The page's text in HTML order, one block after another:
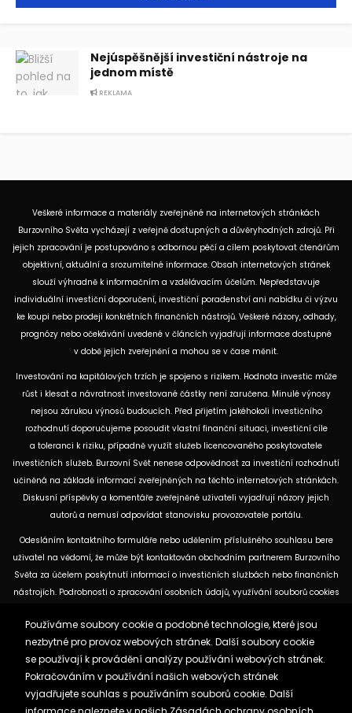
Nejúspěšnější investiční nástroje na
jednom místě
REKLAMA
Veškeré informace a materiály zveřejněné na internetových stránkách
Burzovního Světa vycházejí z veřejně dostupných a důvěryhodných zdrojů. Při
jejich zpracování je postupováno s odbornou péčí a cílem poskytovat čtenářům
objektivní, aktuální a srozumitelné informace. Obsah internetových stránek
slouží výhradně k informačním a vzdělávacím účelům. Nepředstavuje
individuální investiční doporučení, investiční poradenství ani nabídku či výzvu
ke koupi nebo prodeji konkrétních finančních nástrojů. Veškeré názory, odhady,
prognózy nebo očekávání uvedené v článcích vyjadřují informace dostupné
v době jejich zveřejnění a mohou se v čase měnit.
Investování na kapitálových trzích je spojeno s rizikem. Hodnota investic může
růst i klesat a návratnost investované částky není zaručena. Minulé výnosy
nejsou zárukou výnosů budoucích. Před přijetím jakéhokoli investičního
rozhodnutí doporučujeme posoudit vlastní finanční situaci, investiční cíle
a toleranci k riziku, případně využít služeb licencovaného poskytovatele
investičních služeb. Burzovní Svět nenese odpovědnost za investiční rozhodnutí
učiněná na základě informací zveřejněných na těchto internetových stránkách.
Diskusní příspěvky a komentáře zveřejněné uživateli vyjadřují názory jejich
autorů a nemusí odpovídat stanovisku provozovatele portálu.
Odesláním kontaktního formuláře nebo udělením příslušného souhlasu bere
uživatel na vědomí, že může být kontaktován obchodním partnerem Burzovního
Světa za účelem poskytnutí informací o investičních službách nebo finančních
nástrojích. Podrobnosti o zpracování osobních údajů, využívání souborů cookies
dostupných na těchto internetových stránkách. U jednotlivých článků mohou
být uvedeny informace o použitých zdrojích, datu původní analýzy nebo datu,
ke kterému se vztahují uvedené tržní údaje.
Zásady ochrany osobních údajů a cookies
Používáme soubory cookie a podobné technologie, které jsou
nezbytné pro provoz webových stránek. Další soubory cookie
se používají k provádění analýzy používání webových stránek.
Pokračováním v používání našich webových stránek
vyjadřujete souhlas s používáním souborů cookie. Další